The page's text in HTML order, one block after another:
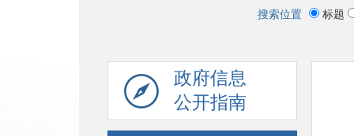
搜索位置 标题
政府信息
公开指南